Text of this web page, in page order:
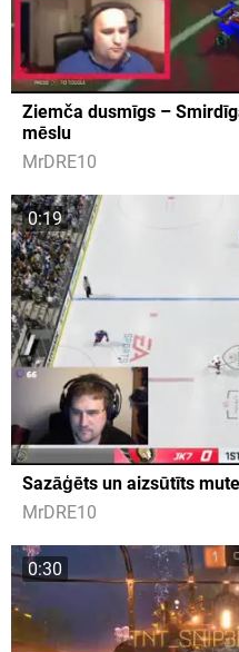
Ziemča dusmīgs –
mēslu
MrDRE10
0:19
Sazāģēts un aizsūtīts
MrDRE10
0:30